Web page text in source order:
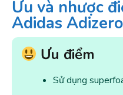
Ưu và nhược
Adidas
Ưu điểm
Sử dụng